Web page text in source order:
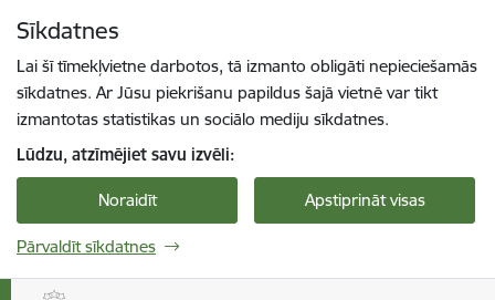
Sīkdatnes
Lai šī tīmekļvietne darbotos, tā izmanto obligāti nepieciešamās
sīkdatnes. Ar Jūsu piekrišanu papildus šajā vietnē var tikt
izmantotas statistikas un sociālo mediju sīkdatnes.
Lūdzu, atzīmējiet savu izvēli:
Noraidīt Apstiprināt visas
Pārvaldīt sīkdatnes